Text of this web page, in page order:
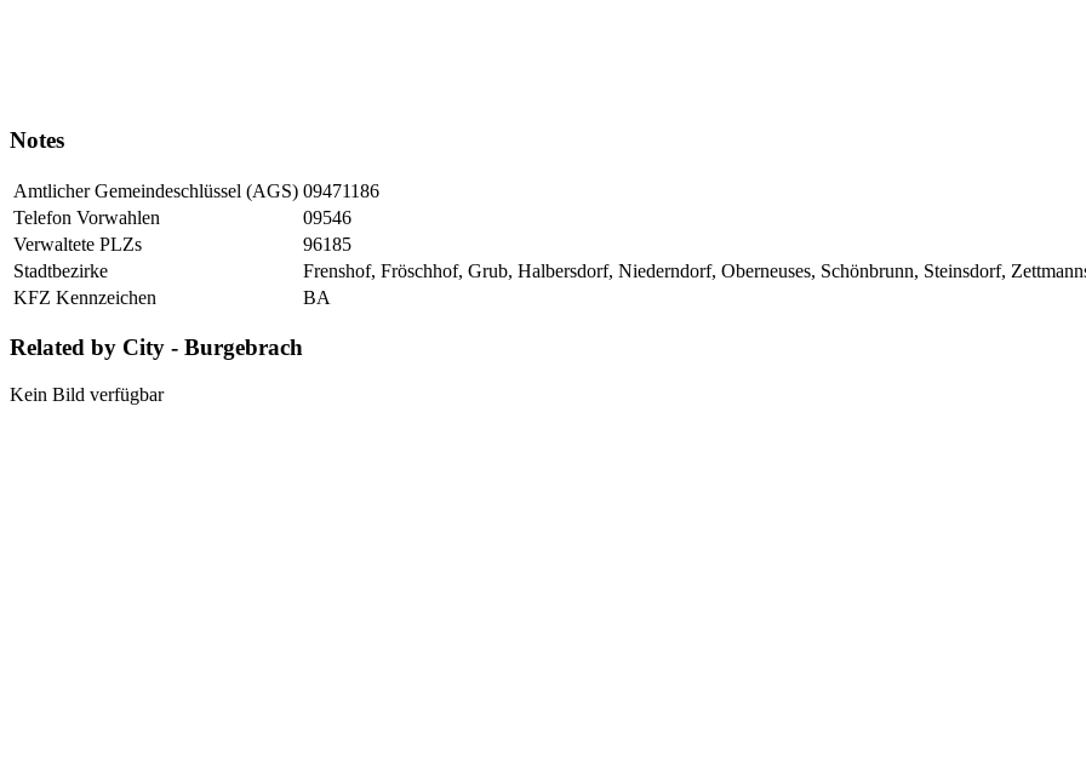
Notes
Amtlicher Gemeindeschlüssel (AGS) 09471186
Telefon Vorwahlen
09546
Verwaltete PLZs
96185
Stadtbezirke
Frenshof, Fröschhof, Grub, Halbersdorf, Niederndorf, Oberneuses, Schönbrunn, Steinsdorf,
KFZ Kennzeichen
BA
Related by City - Burgebrach
Kein Bild verfügbar